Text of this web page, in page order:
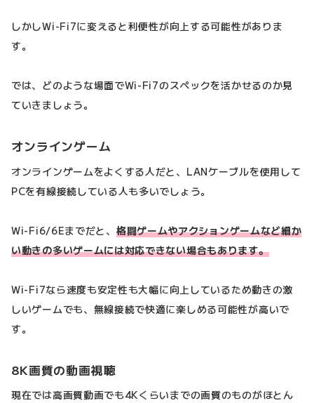
しかしWi-Fi7に変えると利便性が向上する可能性がありま
す。
では、どのような場面でWi-Fi7のスペックを活かせるのか見
ていきましょう。
オンラインゲーム
オンラインゲームをよくする人だと、LANケーブルを使用して
PCを有線接続している人も多いでしょう。
Wi-Fi6/6Eまでだと、 格闘ゲームやアクションゲームなど細か
い動きの多いゲームには対応できない場合もあります。
Wi-Fi7なら速度も安定性も大幅に向上しているため動きの激
しいゲームでも、無線接続で快適に楽しめる可能性が高いで
す。
8K画質の動画視聴
現在では高画質動画でも4Kくらいまでの画質のものがほとん